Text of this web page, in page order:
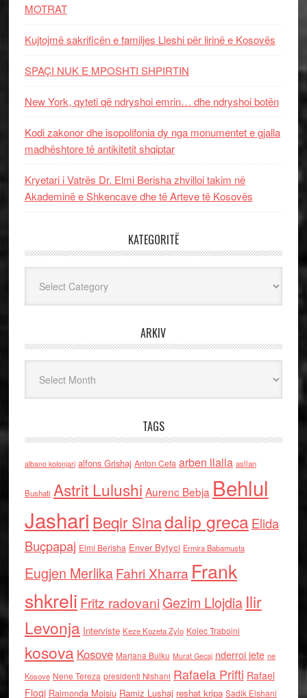
MOTRAT
Kujtojmë sakrificën e familjes Lleshi për lirinë e Kosovës
SPAÇI NUK E MPOSHTI SHPIRTIN
New York, qyteti që ndryshoi emrin… dhe ndryshoi botën
Kodi zakonor dhe isopolifonia dy nga monumentet e gjalla
madhështore të antikitetit shqiptar
Kryetari i Vatrës Dr. Elmi Berisha zhvilloi takim në
Akademinë e Shkencave dhe të Arteve të Kosovës
KATEGORITË
ARKIV
TAGS
albano kolonjari alfons Grishaj Anton Cefa arben llalla asllan
Bushati Astrit Lulushi Aurenc Bebja Behlul
Jashari Beqir Sinadalip grecaElida
Buçpapaj Elmi Berisha Enver Bytyci Ermira Babamusta
Eugjen MerlikaFahri Xharra Frank
shkreli Fritz radovaniGezim Llojdia Ilir
Levonja Interviste Keze Kozeta Zylo Kolec Traboini
kosova Kosove Marjana Bulku Murat Gecaj nderroi jete ne
Kosove Nene Tereza presidenti Nishani Rafaela Prifti Rafael
Floqi Raimonda Moisiu Ramiz Lushaj reshat kripa Sadik Elshani